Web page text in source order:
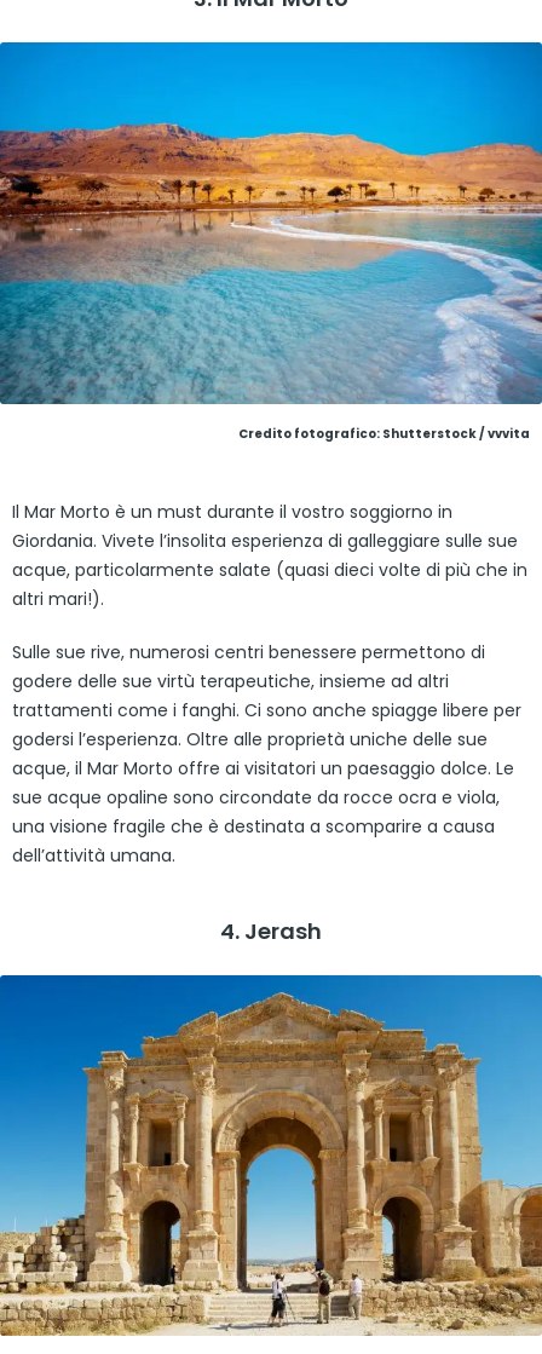
Credito fotografico: Shutterstock / vvvita
Il Mar Morto è un must durante il vostro soggiorno in
Giordania. Vivete l’insolita esperienza di galleggiare sulle sue
acque, particolarmente salate (quasi dieci volte di più che in
altri mari!).
Sulle sue rive, numerosi centri benessere permettono di
godere delle sue virtù terapeutiche, insieme ad altri
trattamenti come i fanghi. Ci sono anche spiagge libere per
godersi l’esperienza. Oltre alle proprietà uniche delle sue
acque, il Mar Morto offre ai visitatori un paesaggio dolce. Le
sue acque opaline sono circondate da rocce ocra e viola,
una visione fragile che è destinata a scomparire a causa
dell’attività umana.
4. Jerash